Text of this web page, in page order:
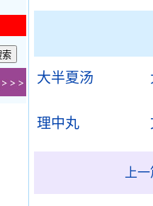
大半夏汤
理中丸
上一